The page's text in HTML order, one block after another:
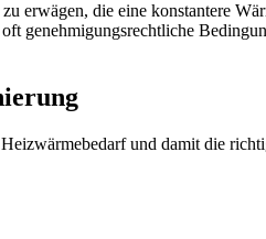
erwägen, die eine konstantere
genehmigungsrechtliche
und damit die